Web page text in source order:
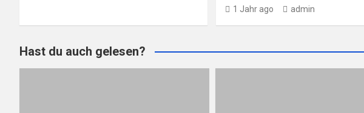
1 Jahr ago admin
Hast du auch gelesen?